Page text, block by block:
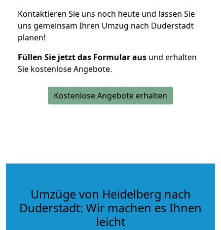
Kontaktieren Sie uns noch heute und lassen Sie
uns gemeinsam Ihren Umzug nach Duderstadt
planen!
Füllen Sie jetzt das Formular aus und erhalten
Sie kostenlose Angebote.
Kostenlose Angebote erhalten
Umzüge von Heidelberg nach
Duderstadt: Wir machen es Ihnen
leicht